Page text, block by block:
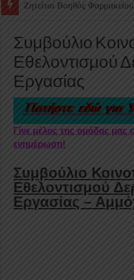
Ζητείται Βοηθός Θαλάμου
Συμβούλιο
Εθελοντισμού
Εργασίας
Γίνε μέλος της ομάδας μας
ενημέρωση!
Συμβούλιο
Εθελοντισμού
Εργασίας –